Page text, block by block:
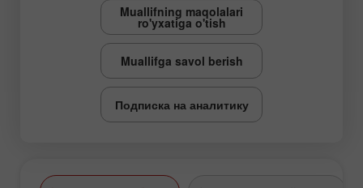
Muallifning maqolalari
ro'yxatiga o'tish
Muallifga savol berish
Подписка на аналитику